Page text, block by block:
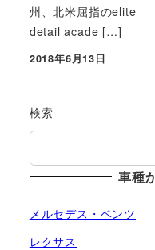
州、北米屈指のelite
detail acade […]
投稿日
2018年6月13日
検索
車種
メルセデス・ベンツ
レクサス